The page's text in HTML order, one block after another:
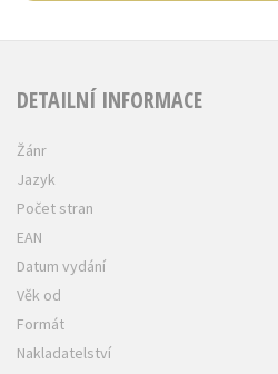
DETAILNÍ INFORMACE
Žánr
Jazyk
Počet stran
EAN
Datum vydání
Věk od
Formát
Nakladatelství